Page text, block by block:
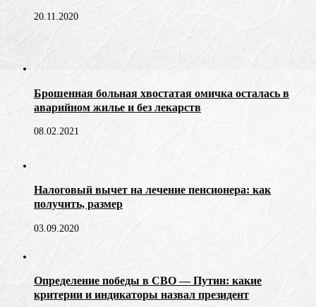
20.11.2020
Брошенная больная хвостатая омичка осталась в
аварийном жилье и без лекарств
08.02.2021
Налоговый вычет на лечение пенсионера: как
получить, размер
03.09.2020
Определение победы в СВО — Путин: какие
критерии и индикаторы назвал президент